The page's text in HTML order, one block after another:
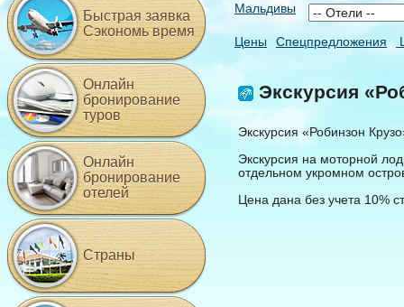
Мальдивы
Цены Спецпредложения
Экскурсия
Экскурсия «Робинзон
Экскурсия на моторной
отдельном укромном
Цена дана без учета 10%
Быстрая заявка
Сэкономь время
Онлайн
бронирование
туров
Онлайн
бронирование
отелей
Страны